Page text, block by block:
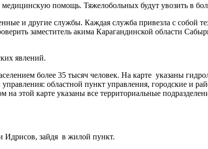
медицинскую помощь. Тяжелобольных будут увозить в
и другие службы. Каждая служба привезла с собой
заместитель акима Карагандинской области
явлений.
более 35 тысяч человек. На карте указаны
областной пункт управления, городские и
карте указаны все территориальные
Идрисов, зайдя в жилой пункт.